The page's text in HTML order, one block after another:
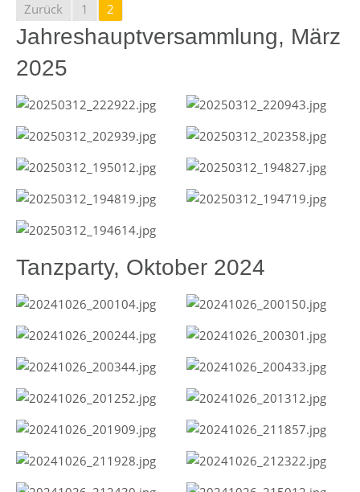
Zurück 1 2
Jahreshauptversammlung, März
2025
Tanzparty, Oktober 2024